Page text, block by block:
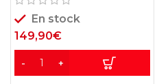
En stock
149,90€